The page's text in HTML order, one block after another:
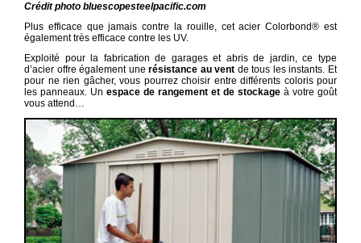
Crédit photo bluescopesteelpacific.com
Plus efficace que jamais contre la rouille, cet acier Colorbond® est
également très efficace contre les UV.
Exploité pour la fabrication de garages et abris de jardin, ce type
d’acier offre également unerésistance au vent de tous les instants. Et
pour ne rien gâcher, vous pourrez choisir entre différents coloris pour
les panneaux. Un espace de rangement et de stockage à votre goût
vous attend…